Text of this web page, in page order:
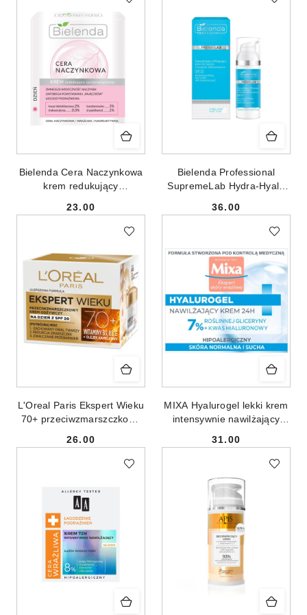
Bielenda Cera Naczynkowa
krem redukujący
50mlCena:
23.00
Bielenda Professional
SupremeLab Hydra-Hyal2
nawadniająco-liftingujący
krem do twarzy z kwasem
Cena:
36.00
L'Oreal Paris Ekspert Wieku
70+ przeciwzmarszczkowy
50mlCena:
26.00
MIXA Hyalurogel lekki krem
intensywnie nawilżający
Cena:
31.00